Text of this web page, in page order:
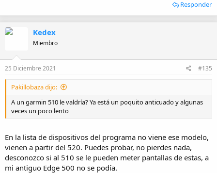
Responder
Kedex
Miembro
25 Diciembre 2021 #135
Pakillobaza dijo:
A un garmin 510 le valdría? Ya está un poquito anticuado y algunas
veces un poco lento
En la lista de dispositivos del programa no viene ese modelo,
vienen a partir del 520. Puedes probar, no pierdes nada,
desconozco si al 510 se le pueden meter pantallas de estas, a
mi antiguo Edge 500 no se podía.